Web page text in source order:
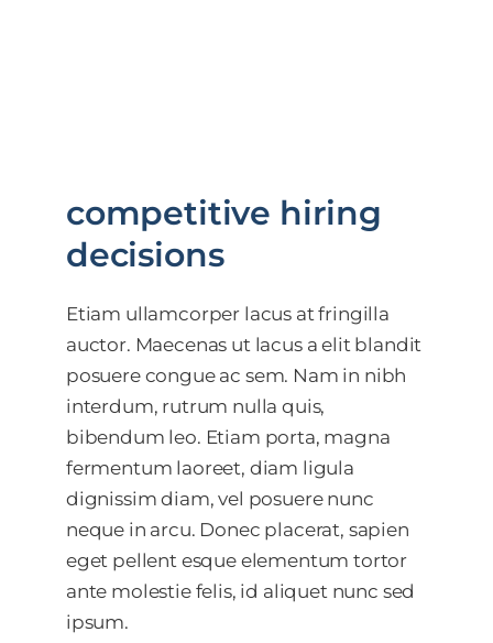
competitive hiring
decisions
Etiam ullamcorper lacus at fringilla
auctor. Maecenas ut lacus a elit blandit
posuere congue ac sem. Nam in nibh
interdum, rutrum nulla quis,
bibendum leo. Etiam porta, magna
fermentum laoreet, diam ligula
dignissim diam, vel posuere nunc
neque in arcu. Donec placerat, sapien
eget pellent esque elementum tortor
ante molestie felis, id aliquet nunc sed
ipsum.